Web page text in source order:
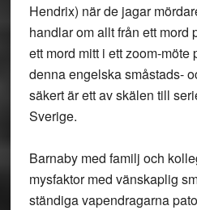
Hendrix) när de jagar
handlar om allt från ett mord
ett mord mitt i ett zoom-
denna engelska småstads-
säkert är ett av skälen till
Sverige.
Barnaby med familj och
mysfaktor med vänskaplig
ständiga vapendragarna